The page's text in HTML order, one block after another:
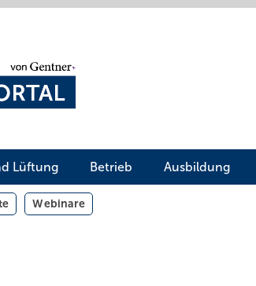
Lüftung Betrieb Ausbildung
Webinare